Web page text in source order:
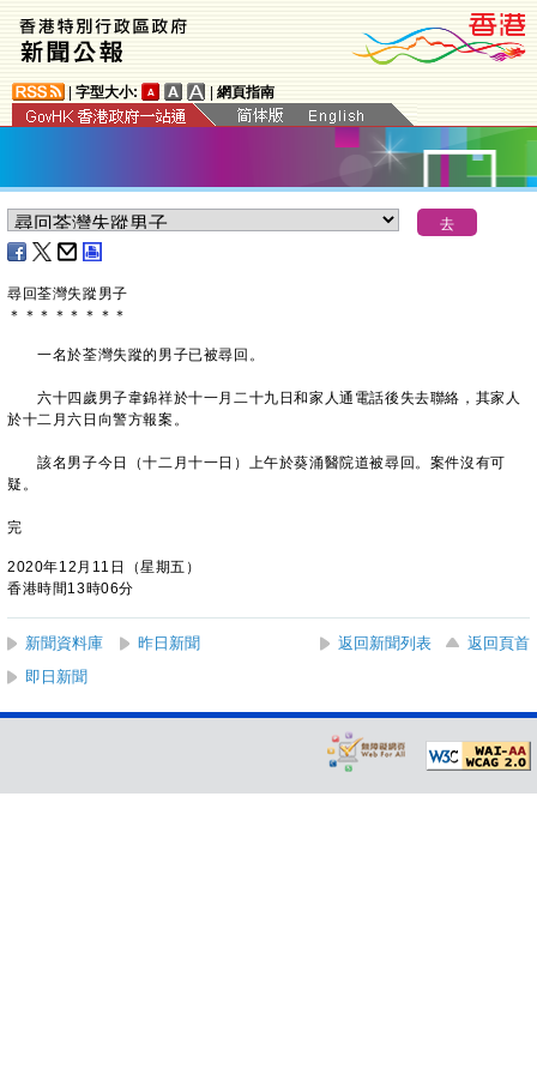
字型大小: 網頁指南
尋回荃灣失蹤男子
＊ ＊ ＊ ＊ ＊ ＊ ＊ ＊
一名於荃灣失蹤的男子已被尋回。
六十四歲男子韋錦祥於十一月二十九日和家人通電話後失去聯絡，其家人
於十二月六日向警方報案。
該名男子今日（十二月十一日）上午於葵涌醫院道被尋回。案件沒有可
疑。
完
2020年12月11日（星期五）
香港時間13時06分
新聞資料庫 昨日新聞 返回新聞列表
返回頁首
即日新聞